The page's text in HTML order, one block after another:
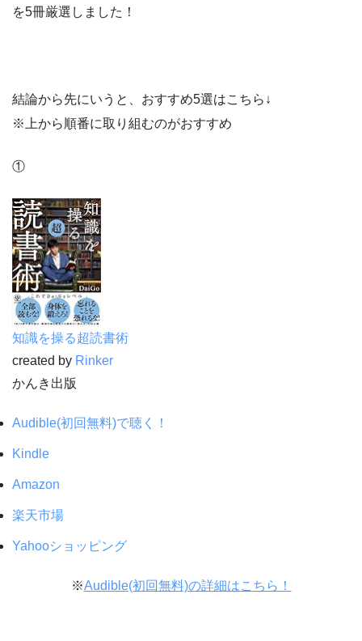
を5冊厳選しました！
結論から先にいうと、おすすめ5選はこちら↓
※上から順番に取り組むのがおすすめ
①
知識を操る超読書術
created by Rinker
かんき出版
Audible(初回無料)で聴く！
Kindle
Amazon
楽天市場
Yahooショッピング
※Audible(初回無料)の詳細はこちら！